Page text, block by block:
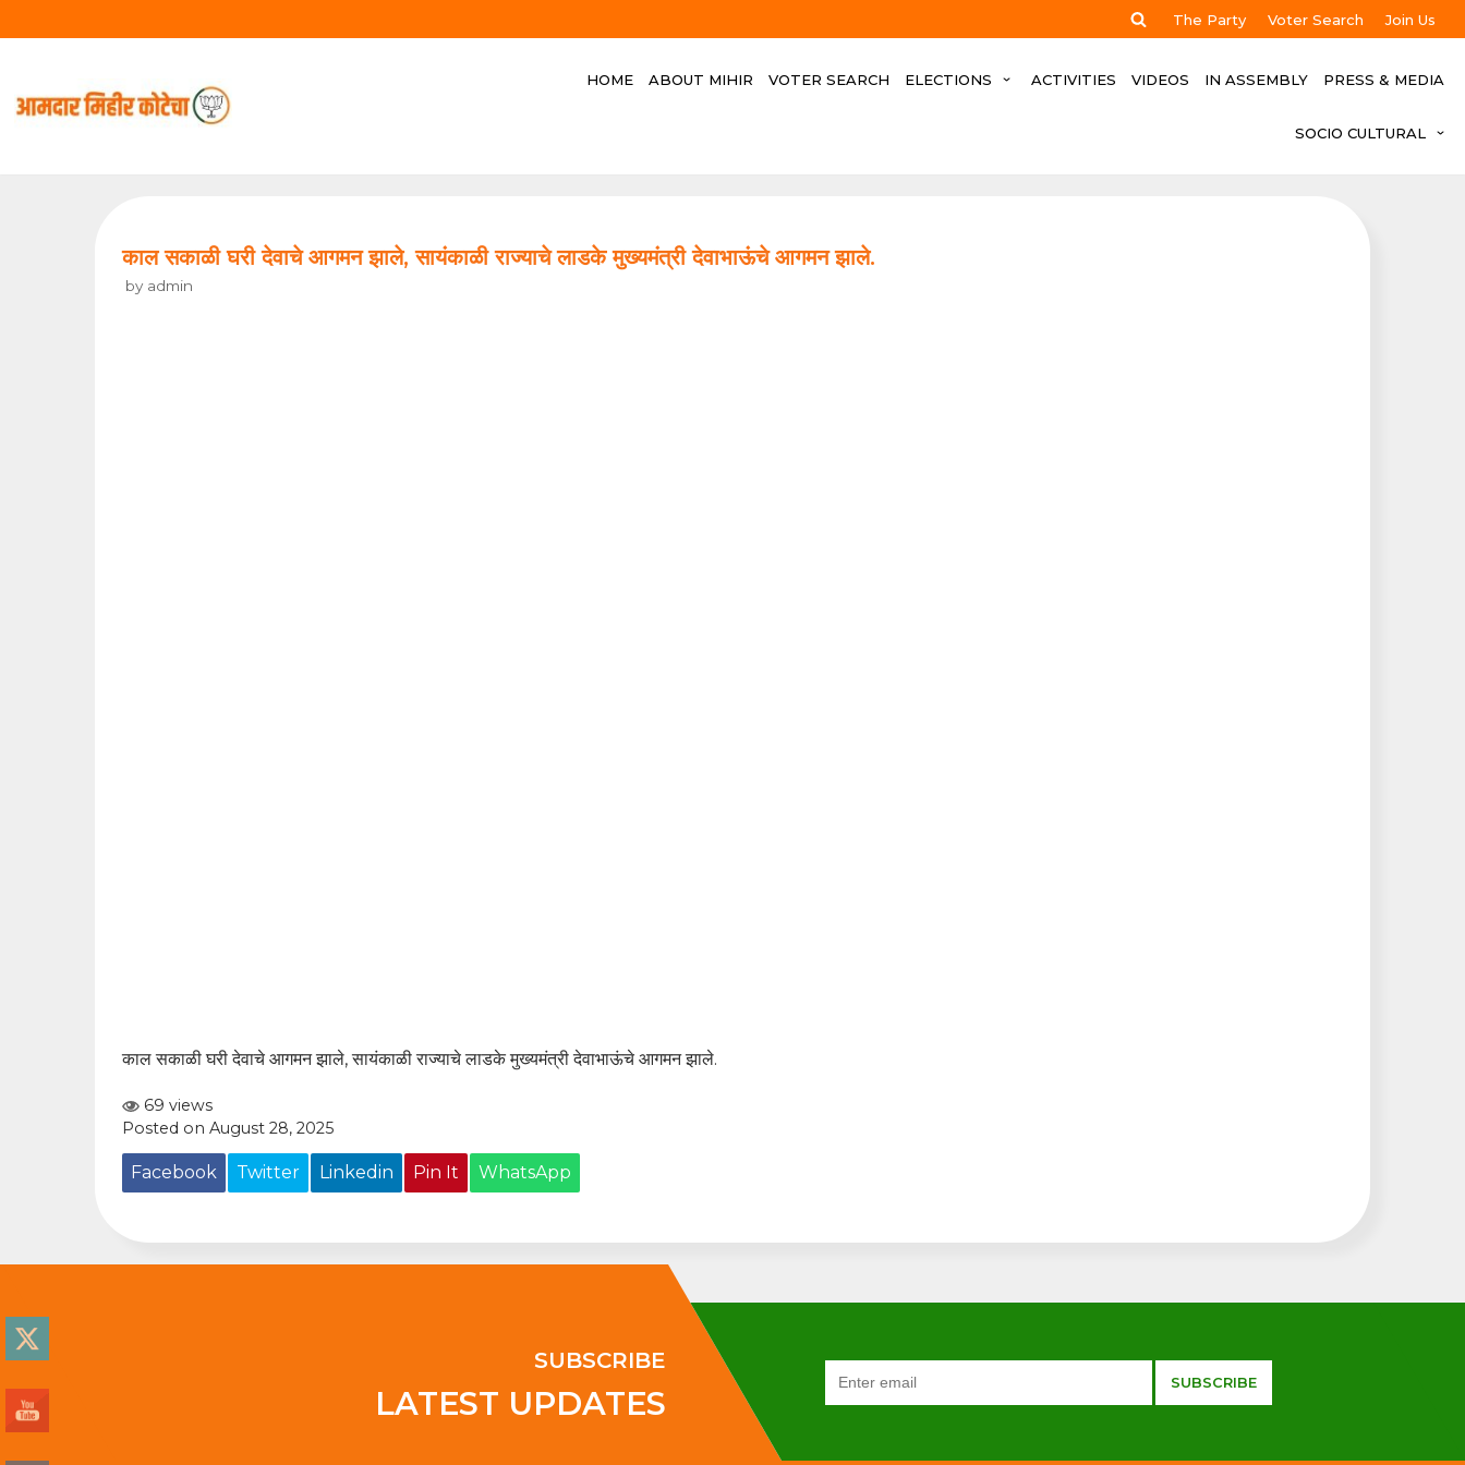
The Party Voter Search Join Us
HOME ABOUT MIHIR VOTER SEARCH ELECTIONS ACTIVITIES VIDEOS IN ASSEMBLY PRESS & MEDIA
SOCIO CULTURAL
काल सकाळी घरी देवाचे आगमन झाले, सायंकाळी राज्याचे लाडके मुख्यमंत्री देवाभाऊंचे आगमन झाले.
by admin
काल सकाळी घरी देवाचे आगमन झाले, सायंकाळी राज्याचे लाडके मुख्यमंत्री देवाभाऊंचे आगमन झाले.
69 views
Posted on August 28, 2025
Facebook Twitter Linkedin Pin It WhatsApp
SUBSCRIBE
LATEST UPDATES